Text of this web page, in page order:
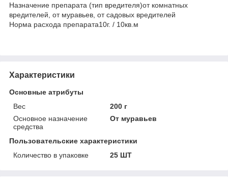
Назначение препарата (тип вредителя)от комнатных
вредителей, от муравьев, от садовых вредителей
Норма расхода препарата10г. / 10кв.м
Характеристики
Основные атрибуты
Вес
200 г
Основное назначение
средства
От муравьев
Пользовательские характеристики
Количество в упаковке
25 ШТ